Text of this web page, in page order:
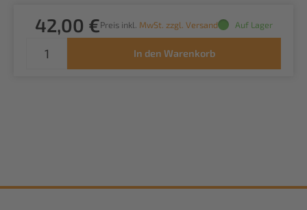
42,00 €Preis inkl. MwSt. zzgl. Versand Auf Lager
In den Warenkorb